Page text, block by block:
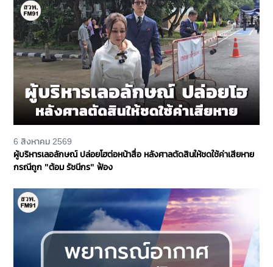
6 สิงหาคม 2569
ผู้บริหารเลอลักษณ์ ปล่อยโฮต่อหน้าสื่อ หลังศาลตัดสินให้ชดใช้ค่าเสียหาย
กรณีถูก "ต้อม รัชนีกร" ฟ้อง